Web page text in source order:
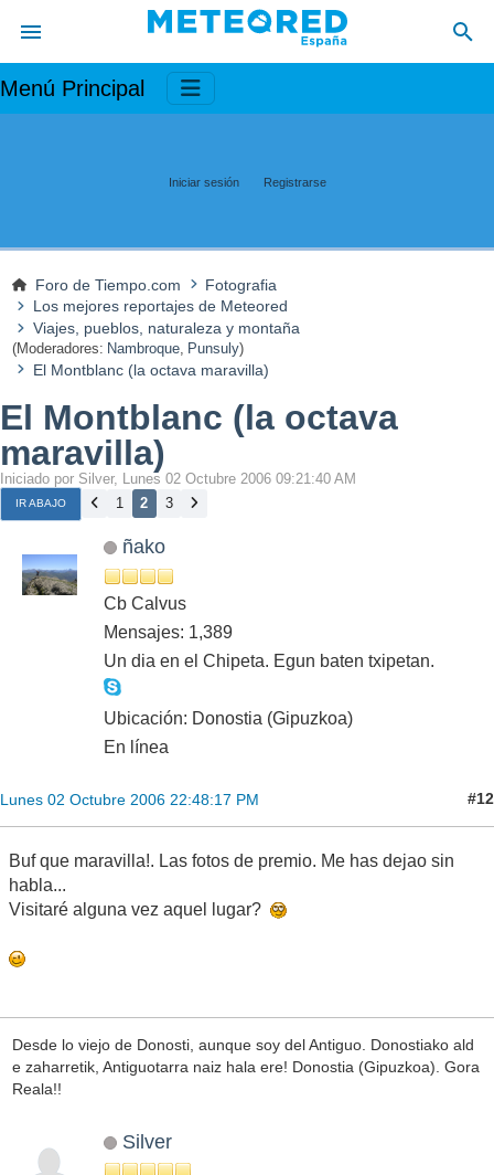
Menú Principal
Iniciar sesión Registrarse
Foro de Tiempo.com
Fotografia
Los mejores reportajes de Meteored
Viajes, pueblos, naturaleza y montaña
(Moderadores: Nambroque, Punsuly)
El Montblanc (la octava maravilla)
El Montblanc (la octava
maravilla)
Iniciado por Silver, Lunes 02 Octubre 2006 09:21:40 AM
IR ABAJO 1 2 3
ñako
Cb Calvus
Mensajes: 1,389
Un dia en el Chipeta. Egun baten txipetan.
Ubicación: Donostia (Gipuzkoa)
En línea
Lunes 02 Octubre 2006 22:48:17 PM #12
Buf que maravilla!. Las fotos de premio. Me has dejao sin
habla...
Visitaré alguna vez aquel lugar?
Desde lo viejo de Donosti, aunque soy del Antiguo. Donostiako ald
e zaharretik, Antiguotarra naiz hala ere! Donostia (Gipuzkoa). Gora
Reala!!
Silver